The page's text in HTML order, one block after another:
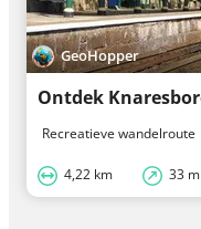
GeoHopper
Recreatieve wandelroute
4,22 km 33 m